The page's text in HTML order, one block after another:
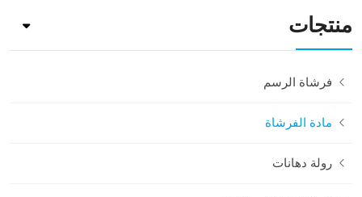
منتجات
فرشاة الرسم
مادة الفرشاة
رولة دهانات